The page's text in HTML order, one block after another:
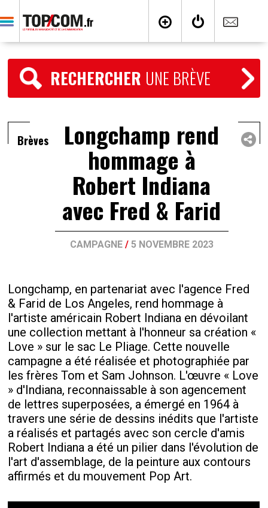
RECHERCHER UNE BRÈVE
Brèves Longchamp rend
hommage à
Robert Indiana
avec Fred & Farid
CAMPAGNE/ 5 NOVEMBRE 2023
Longchamp, en partenariat avec l'agence Fred
& Farid de Los Angeles, rend hommage à
l'artiste américain Robert Indiana en dévoilant
une collection mettant à l'honneur sa création «
Love » sur le sac Le Pliage. Cette nouvelle
campagne a été réalisée et photographiée par
les frères Tom et Sam Johnson. L'œuvre « Love
» d'Indiana, reconnaissable à son agencement
de lettres superposées, a émergé en 1964 à
travers une série de dessins inédits que l'artiste
a réalisés et partagés avec son cercle d'amis
Robert Indiana a été un pilier dans l'évolution de
l'art d'assemblage, de la peinture aux contours
affirmés et du mouvement Pop Art.